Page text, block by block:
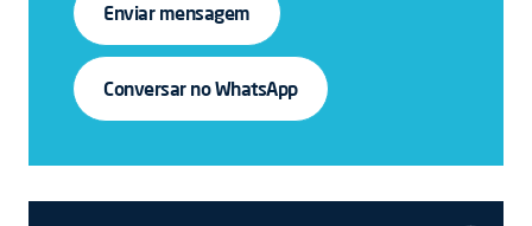
Enviar mensagem
Conversar no WhatsApp